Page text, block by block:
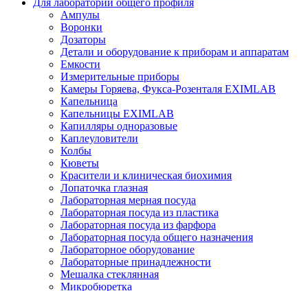
Для лаборатории общего профиля
Ампулы
Воронки
Дозаторы
Детали и оборудование к приборам и аппаратам
Емкости
Измерительные приборы
Камеры Горяева, Фукса-Розенталя EXIMLAB
Капельница
Капельницы EXIMLAB
Капилляры одноразовые
Каплеуловители
Колбы
Кюветы
Красители и клиническая биохимия
Лопаточка глазная
Лабораторная мерная посуда
Лабораторная посуда из пластика
Лабораторная посуда из фарфора
Лабораторная посуда общего назначения
Лабораторное оборудование
Лабораторные принадлежности
Мешалка стеклянная
Микробюретка